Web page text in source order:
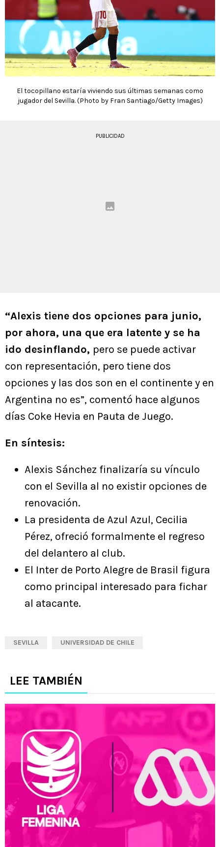
El tocopillano estaría viviendo sus últimas semanas como
jugador del Sevilla. (Photo by Fran Santiago/Getty Images)
PUBLICIDAD
“Alexis tiene dos opciones para junio,
por ahora, una que era latente y se ha
ido desinflando, pero se puede activar
con representación, pero tiene dos
opciones y las dos son en el continente y en
Argentina no es”, comentó hace algunos
días Coke Hevia en Pauta de Juego.
En síntesis:
Alexis Sánchez finalizaría su vínculo
con el Sevilla al no existir opciones de
renovación.
La presidenta de Azul Azul, Cecilia
Pérez, ofreció formalmente el regreso
del delantero al club.
El Inter de Porto Alegre de Brasil figura
como principal interesado para fichar
al atacante.
SEVILLA UNIVERSIDAD DE CHILE
LEE TAMBIÉN